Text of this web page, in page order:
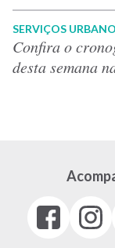
SERVIÇOS
Confira o
desta semana
Facebook
(link
(link